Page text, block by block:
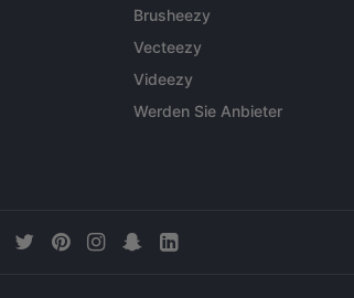
Brusheezy
Vecteezy
Videezy
Werden Sie Anbieter